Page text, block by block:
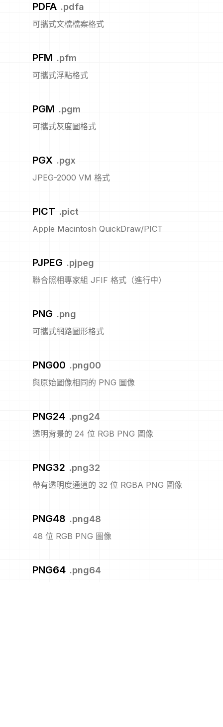
PDFA .pdfa
可攜式文檔檔案格式
PFM .pfm
可攜式浮點格式
PGM .pgm
可攜式灰度圖格式
PGX .pgx
JPEG-2000 VM 格式
PICT .pict
Apple Macintosh QuickDraw/PICT
PJPEG .pjpeg
聯合照相專家組 JFIF 格式（進行中）
PNG .png
可攜式網路圖形格式
PNG00 .png00
與原始圖像相同的 PNG 圖像
PNG24 .png24
透明背景的 24 位 RGB PNG 圖像
PNG32 .png32
帶有透明度通道的 32 位 RGBA PNG 圖像
PNG48 .png48
48 位 RGB PNG 圖像
PNG64 .png64